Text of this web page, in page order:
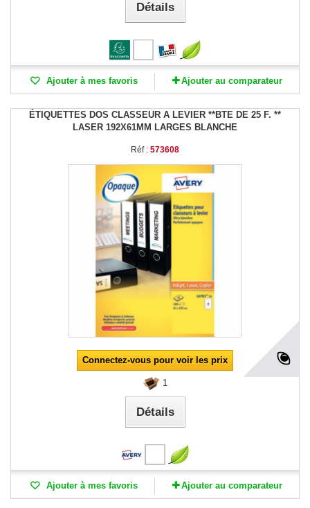
Détails
Ajouter à mes favoris Ajouter au comparateur
ÉTIQUETTES DOS CLASSEUR A LEVIER **BTE DE 25 F. **
LASER 192X61MM LARGES BLANCHE
Réf : 573608
Connectez-vous pour voir les prix
1
Détails
Ajouter à mes favoris Ajouter au comparateur